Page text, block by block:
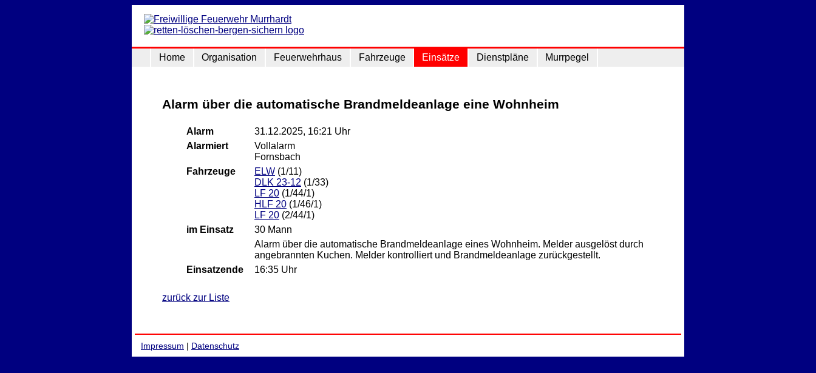
Home Organisation Feuerwehrhaus Fahrzeuge Einsätze Dienstpläne Murrpegel
Alarm über die automatische Brandmeldeanlage eine Wohnheim
Alarm
31.12.2025, 16:21 Uhr
Alarmiert
Vollalarm
Fornsbach
Fahrzeuge
ELW (1/11)
DLK 23-12 (1/33)
LF 20 (1/44/1)
HLF 20 (1/46/1)
LF 20 (2/44/1)
im Einsatz
30 Mann
Alarm über die automatische Brandmeldeanlage eines Wohnheim. Melder ausgelöst durch
angebrannten Kuchen. Melder kontrolliert und Brandmeldeanlage zurückgestellt.
Einsatzende
16:35 Uhr
zurück zur Liste
Impressum | Datenschutz